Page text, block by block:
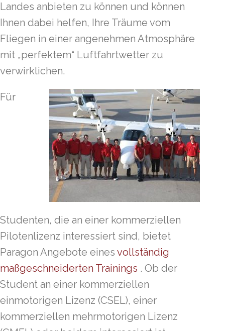
Landes anbieten zu können und können
Ihnen dabei helfen, Ihre Träume vom
Fliegen in einer angenehmen Atmosphäre
mit „perfektem“ Luftfahrtwetter zu
verwirklichen.
Für
Studenten, die an einer kommerziellen
Pilotenlizenz interessiert sind, bietet
Paragon Angebote eines vollständig
maßgeschneiderten Trainings . Ob der
Student an einer kommerziellen
einmotorigen Lizenz (CSEL), einer
kommerziellen mehrmotorigen Lizenz